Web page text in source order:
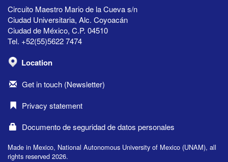
Circuito Maestro Mario de la Cueva s/n
Ciudad Universitaria, Alc. Coyoacán
Ciudad de México, C.P. 04510
Tel. +52(55)5622 7474
Location
Get in touch (Newsletter)
Privacy statement
Documento de seguridad de datos personales
Made in Mexico, National Autonomous University of Mexico (UNAM), all
rights reserved 2026.